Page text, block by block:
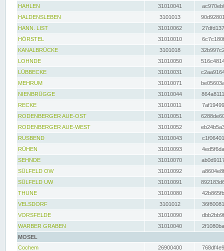
HAHLEN
31010041
HALDENSLEBEN
3101013
HANN. LIST
31010062
HÖRSTEL
31010010
KANALBRÜCKE
3101018
LOHNDE
31010050
LÜBBECKE
31010031
MEHRUM
31010071
NIENBRÜGGE
31010044
RECKE
31010011
RODENBERGER AUE-OST
31010051
RODENBERGER AUE-WEST
31010052
RUSBEND
31010043
RÜHEN
31010093
SEHNDE
31010070
SÜLFELD OW
31010092
SÜLFELD UW
31010091
THUNE
31010080
VELSDORF
3101012
VORSFELDE
31010090
WARBER GRABEN
31010040
MOSEL
Cochem
26900400